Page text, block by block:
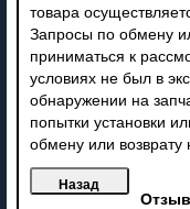
товара
Запросы по обмену
приниматься к
условиях не был в
обнаружении на
попытки установки
обмену или возврату
Отзыв